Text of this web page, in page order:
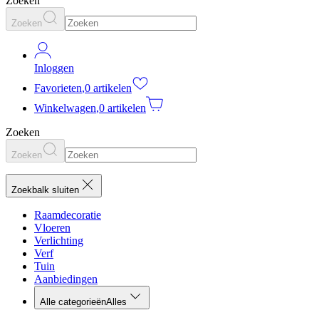
Zoeken
Inloggen
Favorieten,0 artikelen
Winkelwagen,0 artikelen
Zoeken
Zoeken
Zoekbalk sluiten
Raamdecoratie
Vloeren
Verlichting
Verf
Tuin
Aanbiedingen
Alle categorieënAlles